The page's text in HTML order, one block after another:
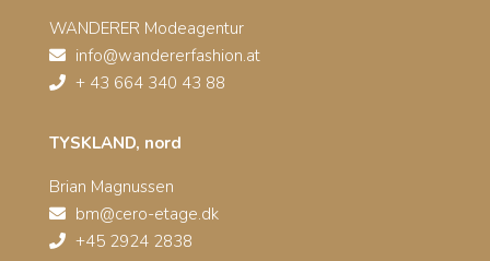
WANDERER Modeagentur
info@wandererfashion.at
+ 43 664 340 43 88
TYSKLAND, nord
Brian Magnussen
bm@cero-etage.dk
+45 2924 2838